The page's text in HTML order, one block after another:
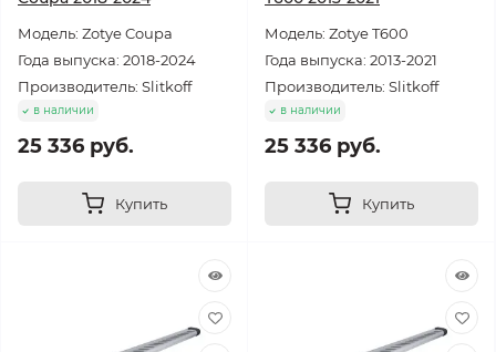
Модель: Zotye Coupa
Года выпуска: 2018-2024
Производитель: Slitkoff
в наличии
25 336 руб.
Купить
Модель: Zotye T600
Года выпуска: 2013-2021
Производитель: Slitkoff
в наличии
25 336 руб.
Купить